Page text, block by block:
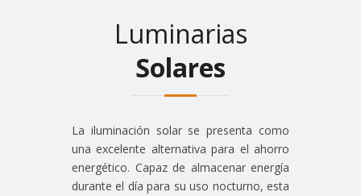
Luminarias
Solares
La iluminación solar se presenta como
una excelente alternativa para el ahorro
energético. Capaz de almacenar energía
durante el día para su uso nocturno, esta